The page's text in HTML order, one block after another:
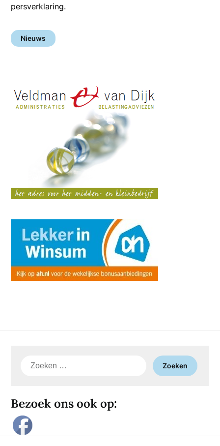
persverklaring.
Nieuws
Zoeken
Bezoek ons ook op: